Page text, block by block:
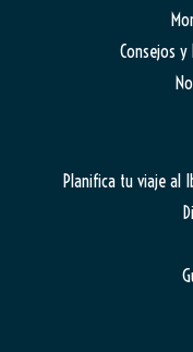
Consejos
Planifica tu viaje al